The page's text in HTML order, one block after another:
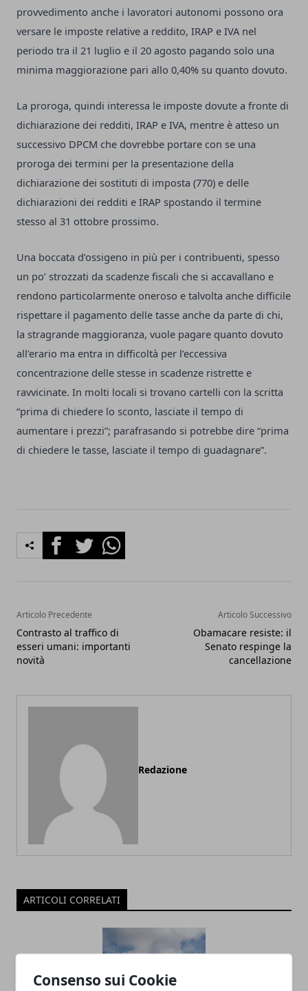
Consenso sui Cookie
provvedimento anche i lavoratori autonomi possono ora
versare le imposte relative a reddito, IRAP e IVA nel
periodo tra il 21 luglio e il 20 agosto pagando solo una
minima maggiorazione pari allo 0,40% su quanto dovuto.
La proroga, quindi interessa le imposte dovute a fronte di
dichiarazione dei redditi, IRAP e IVA, mentre è atteso un
successivo DPCM che dovrebbe portare con se una
proroga dei termini per la presentazione della
dichiarazione dei sostituti di imposta (770) e delle
dichiarazioni dei redditi e IRAP spostando il termine
stesso al 31 ottobre prossimo.
Una boccata d’ossigeno in più per i contribuenti, spesso
un po’ strozzati da scadenze fiscali che si accavallano e
rendono particolarmente oneroso e talvolta anche difficile
rispettare il pagamento delle tasse anche da parte di chi,
la stragrande maggioranza, vuole pagare quanto dovuto
all’erario ma entra in difficoltà per l’eccessiva
concentrazione delle stesse in scadenze ristrette e
ravvicinate. In molti locali si trovano cartelli con la scritta
“prima di chiedere lo sconto, lasciate il tempo di
aumentare i prezzi”; parafrasando si potrebbe dire “prima
di chiedere le tasse, lasciate il tempo di guadagnare”.
FacebookTwitterWhatsapp
Articolo Precedente
Contrasto al traffico di
esseri umani: importanti
novità
Articolo Successivo
Obamacare resiste: il
Senato respinge la
cancellazione
Redazione
ARTICOLI CORRELATI